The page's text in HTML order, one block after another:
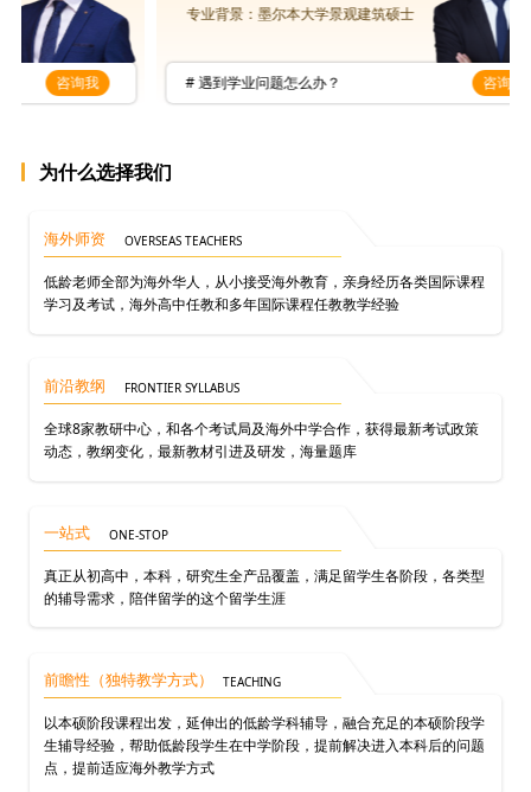
专业背景：墨尔本大学景观建筑硕士
# 遇到学业问题怎么办？
为什么选择我们
海外师资 OVERSEAS TEACHERS
低龄老师全部为海外华人，从小接受海外教育，亲身经历各类国际课程
学习及考试，海外高中任教和多年国际课程任教教学经验
前沿教纲 FRONTIER SYLLABUS
全球8家教研中心，和各个考试局及海外中学合作，获得最新考试政策
动态，教纲变化，最新教材引进及研发，海量题库
一站式 ONE-STOP
真正从初高中，本科，研究生全产品覆盖，满足留学生各阶段，各类型
的辅导需求，陪伴留学的这个留学生涯
前瞻性（独特教学方式） TEACHING
以本硕阶段课程出发，延伸出的低龄学科辅导，融合充足的本硕阶段学
生辅导经验，帮助低龄段学生在中学阶段，提前解决进入本科后的问题
点，提前适应海外教学方式